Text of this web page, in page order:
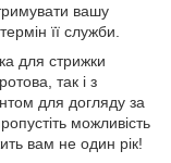
вашу
її служби.
для стрижки
так і з
для догляду за
можливість
вам не один рік!